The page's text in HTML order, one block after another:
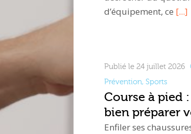
d’équipement, ce [...]
Publié le 24 juillet 2026
Prévention, Sports
Course à pied
bien préparer
Enfiler ses